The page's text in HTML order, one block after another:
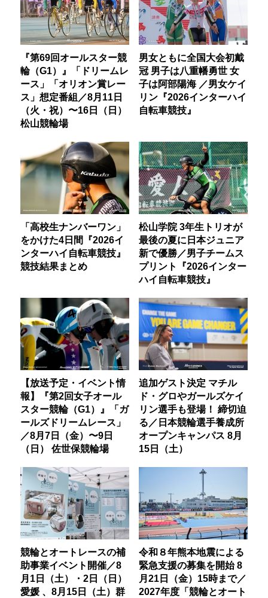
『第69回オールスター競
輪（G1）』「ドリームレ
ース」「オリオン賞レー
ス」想定番組／8月11日
（火・祝）〜16日（日）
松山競輪場
男女ともに全国大会初戴
冠 男子は八重幡勇世 女
子は阿部陽海 ／男女ケイ
リン『2026インターハイ
自転車競技』
「高校生ナンバーワン」
をかけた4日間『2026イ
ンターハイ自転車競技』
競技結果まとめ
松山学院 3年生トリオが
最後の夏に日本ジュニア
新で優勝／男子チームス
プリント『2026インター
ハイ自転車競技』
【放送予定・イベント情
報】『第2回女子オール
スター競輪（G1）』「ガ
ールズドリームレース」
／8月7日（金）〜9日
（日） 佐世保競輪場
追加ゲスト決定 マチル
ド・グロやガールズケイ
リン選手も登場！ 締切迫
る／日本競輪選手養成所
オープンキャンパス 8月
15日（土）
競輪とオートレースの補
助事業イベント開催／8
月1日（土）・2日（日）
愛媛 、8月15日（土）群
令和８年熊本地震による
緊急支援の募集を開始 8
月21日（金）15時まで／
2027年度「競輪とオート